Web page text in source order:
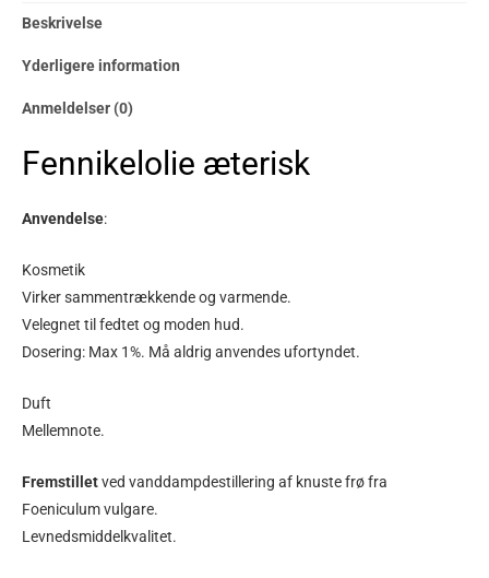
Beskrivelse
Yderligere information
Anmeldelser (0)
Fennikelolie æterisk
Anvendelse:
Kosmetik
Virker sammentrækkende og varmende.
Velegnet til fedtet og moden hud.
Dosering: Max 1%. Må aldrig anvendes ufortyndet.
Duft
Mellemnote.
Fremstilletved vanddampdestillering af knuste frø fra
Foeniculum vulgare.
Levnedsmiddelkvalitet.